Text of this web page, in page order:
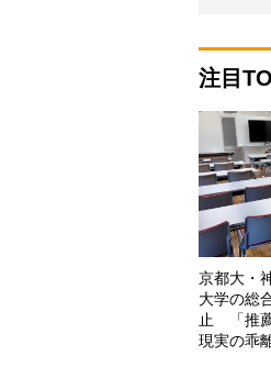
注目
京都大・
大学の総
止 「推
現実の乖